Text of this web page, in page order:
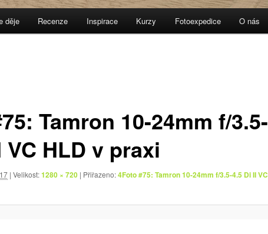
děje Recenze Inspirace Kurzy Fotoexpedice O nás
Tamron 10-24mm f/3.5-
VC HLD v praxi
| Velikost:1280 × 720| Přiřazeno:4Foto #75: Tamron 10-24mm f/3.5-4.5 Di II VC